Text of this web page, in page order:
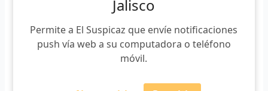
Jalisco
Permite a El Suspicaz que envíe notificaciones
push vía web a su computadora o teléfono
móvil.
de DIF, todos comienzan a colaborar con un solo fin:
ayudar.